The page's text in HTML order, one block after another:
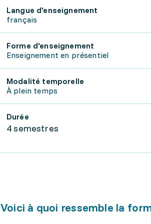
Langue d'enseignement
français
Forme d'enseignement
Enseignement en présentiel
Modalité temporelle
À plein temps
Durée
4 semestres
Voici à quoi ressemble la